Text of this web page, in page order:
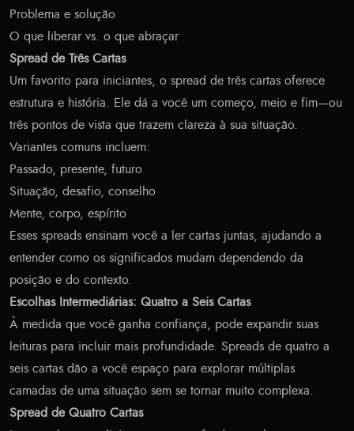
Problema e solução
O que liberar vs. o que abraçar
Spread de Três Cartas
Um favorito para iniciantes, o spread de três cartas oferece
estrutura e história. Ele dá a você um começo, meio e fim—ou
três pontos de vista que trazem clareza à sua situação.
Variantes comuns incluem:
Passado, presente, futuro
Situação, desafio, conselho
Mente, corpo, espírito
Esses spreads ensinam você a ler cartas juntas, ajudando a
entender como os significados mudam dependendo da
posição e do contexto.
Escolhas Intermediárias: Quatro a Seis Cartas
À medida que você ganha confiança, pode expandir suas
leituras para incluir mais profundidade. Spreads de quatro a
seis cartas dão a você espaço para explorar múltiplas
camadas de uma situação sem se tornar muito complexa.
Spread de Quatro Cartas